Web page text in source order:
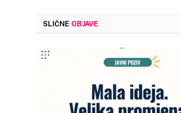
SLIČNE OBJAVE